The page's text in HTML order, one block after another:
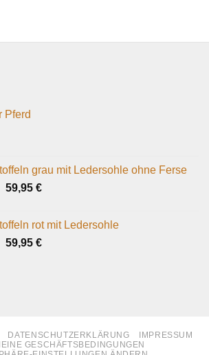
Pferd
grau mit Ledersohle ohne Ferse
Ursprünglicher
69,95 €
59,95 €Aktueller
59,95 €.
rot mit Ledersohle
Ursprünglicher
59,95 €Aktueller
DATENSCHUTZERKLÄRUNG
IMPRESSUM
GESCHÄFTSBEDINGUNGEN